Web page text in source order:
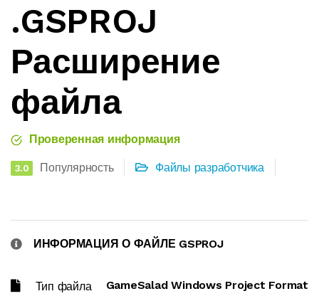
.GSPROJ
Расширение
файла
Проверенная информация
3.0 Популярность Файлы разработчика
ИНФОРМАЦИЯ О ФАЙЛЕ GSPROJ
Тип файла GameSalad Windows Project Format